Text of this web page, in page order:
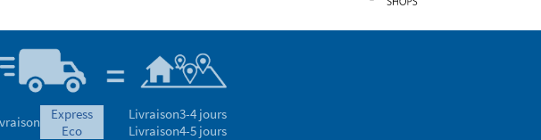
express
eco
Livraison3-4 jours
Livraison4-5 jours